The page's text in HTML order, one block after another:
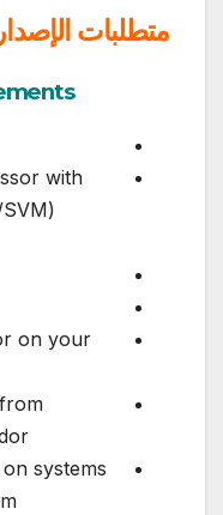
متطلبات
with
on your
systems